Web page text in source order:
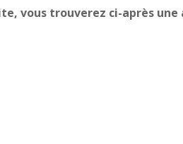
vous trouverez ci-après